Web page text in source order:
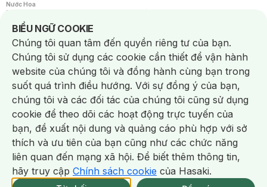
Nước Hoa
Nước Hoa Nữ
Chăm Sóc Cá Nhân
Chống Muỗi /Khẩu Trang /Máy Massage/Mặt Nạ Xông Hơi /Nước Rửa Tay/
Sản Phẩm Chăm Sóc Khác /Bàn Chải Đánh Răng /Bàn Chải Điện/
Hỗ Trợ Trắng Răng/Kem Đánh Răng /Máy Tăm Nước/ Nước Súc Miệng/
Tăm / Chỉ Nha Khoa/ Xịt Thơm Miệng / Dung Dịch Vệ Sinh/Dưỡng Vùng Kín/
Khăn Ướt Vệ Sinh Vùng Kín/Băng Vệ Sinh/Tampon/Bọt Cạo Râu /Dao Cạo Râu/
Máy Cạo Râu
Vấn Đề Về Da
Da Dầu / Lỗ Chân Lông To/ Da Khô / Mất Nước/ Da Lão Hóa/ Da Mụn/
Da Nhạy Cảm / Kích Ứng
Da Xỉn Màu Thâm / Nám / Tàn Nhang
Quầng Thâm & Bọng Mắt /Sẹo /Viêm Da Cơ Địa
Dụng Cụ / Phụ Kiện Chăm Sóc Da
Bông Tẩy Trang
Khăn Lau Mặt Khô Dụng Cụ / Máy Rửa Mặt Máy Chăm Sóc Da
Dụng Cụ Chăm Sóc Khác
BIỂU NGỮ COOKIE
Notice about cookies usage
Chúng tôi quan tâm đến quyền riêng tư của bạn.
Chúng tôi sử dụng các cookie cần thiết để vận hành
website của chúng tôi và đồng hành cùng bạn trong
suốt quá trình điều hướng. Với sự đồng ý của bạn,
chúng tôi và các đối tác của chúng tôi cũng sử dụng
cookie để theo dõi các hoạt động trực tuyến của
bạn, đề xuất nội dung và quảng cáo phù hợp với sở
thích và ưu tiên của bạn cũng như các chức năng
liên quan đến mạng xã hội. Để biết thêm thông tin,
hãy truy cập Chính sách cookie của Hasaki.